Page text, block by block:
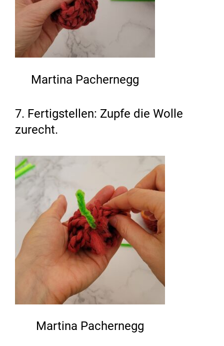
Martina Pachernegg
7. Fertigstellen: Zupfe die Wolle
zurecht.
Martina Pachernegg